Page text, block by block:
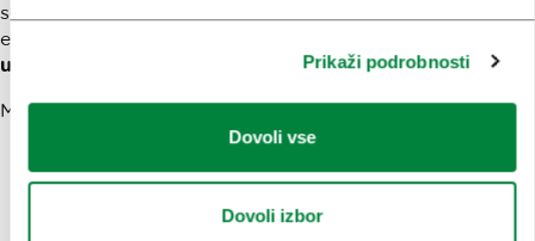
Prikaži podrobnosti
Dovoli vse
Dovoli izbor
sodelovanju z lokalnimi mojstri in ponudniki razvijamo
edinstvena
ustvarjalnosti in pristnosti
Med njimi so:
ustvarjalne, poučne in iskreno zabavne
Mojster Plečnik, ki vas popelje tudi na